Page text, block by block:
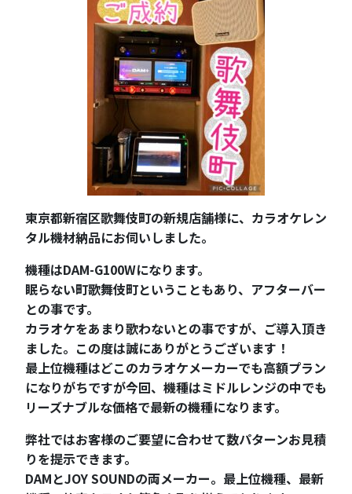
東京都新宿区歌舞伎町の新規店舗様に、カラオケレン
タル機材納品にお伺いしました。
機種はDAM-G100Wになります。
眠らない町歌舞伎町ということもあり、アフターバー
との事です。
カラオケをあまり歌わないとの事ですが、ご導入頂き
ました。この度は誠にありがとうございます！
最上位機種はどこのカラオケメーカーでも高額プラン
になりがちですが今回、機種はミドルレンジの中でも
リーズナブルな価格で最新の機種になります。
弊社ではお客様のご要望に合わせて数パターンお見積
りを提示できます。
DAMとJOY SOUNDの両メーカー。最上位機種、最新